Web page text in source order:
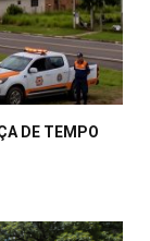
DE TEMPO